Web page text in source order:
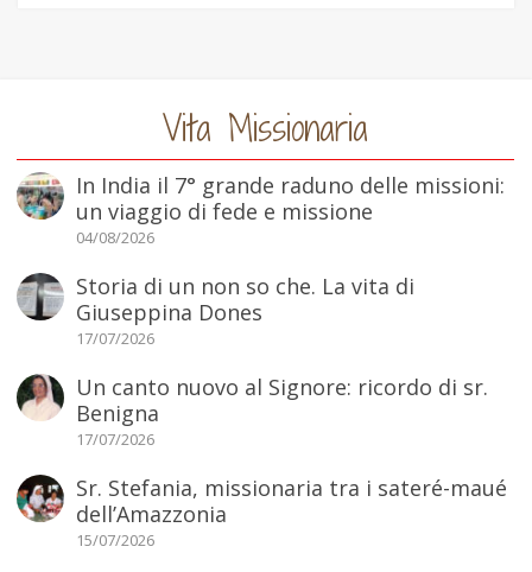
Vita Missionaria
In India il 7° grande raduno delle missioni:
un viaggio di fede e missione
04/08/2026
Storia di un non so che. La vita di
Giuseppina Dones
17/07/2026
Un canto nuovo al Signore: ricordo di sr.
Benigna
17/07/2026
Sr. Stefania, missionaria tra i sateré-maué
dell’Amazzonia
15/07/2026